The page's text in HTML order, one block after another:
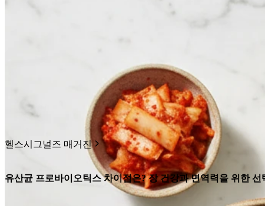
헬스시그널즈 매거진
유산균 프로바이오틱스 차이점은? 장 건강과 면역력을 위한 선